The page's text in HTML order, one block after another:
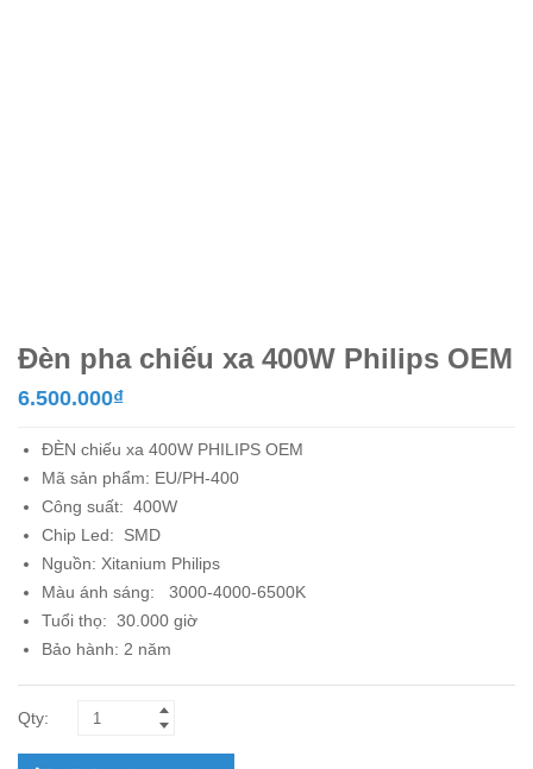
Đèn pha chiếu xa 400W Philips OEM
6.500.000₫
ĐÈN chiếu xa 400W PHILIPS OEM
Mã sản phẩm: EU/PH-400
Công suất: 400W
Chip Led: SMD
Nguồn: Xitanium Philips
Màu ánh sáng: 3000-4000-6500K
Tuổi thọ: 30.000 giờ
Bảo hành: 2 năm